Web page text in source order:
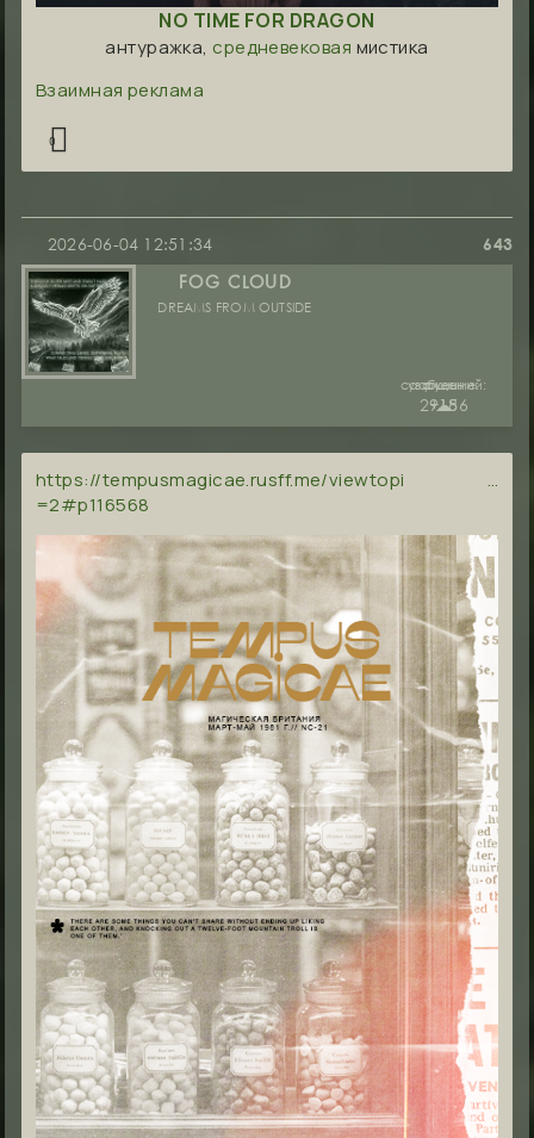
NO TIME FOR DRAGON
антуражка, средневековая мистика
Взаимная реклама
0
643
2026-06-04 12:51:34
FOG CLOUD
DREAMS FROM OUTSIDE
руны:
☁︎
сообщений:
29186
уважение:
+15
https://tempusmagicae.rusff.me/viewtopi …
=2#p116568